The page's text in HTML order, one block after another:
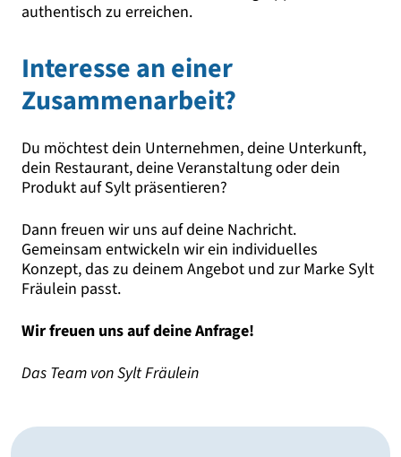
authentisch zu erreichen.
Interesse an einer
Zusammenarbeit?
Du möchtest dein Unternehmen, deine Unterkunft,
dein Restaurant, deine Veranstaltung oder dein
Produkt auf Sylt präsentieren?
Dann freuen wir uns auf deine Nachricht.
Gemeinsam entwickeln wir ein individuelles
Konzept, das zu deinem Angebot und zur Marke Sylt
Fräulein passt.
Wir freuen uns auf deine Anfrage!
Das Team von Sylt Fräulein